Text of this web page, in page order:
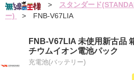
> スタンダード
ー)
> FNB-V67LIA
FNB-V67LIA 未使用新古品
チウムイオン電池パック
充電池(バッテリー)